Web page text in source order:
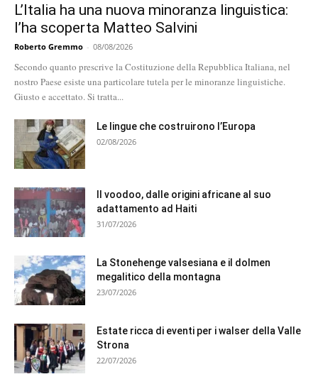
L’Italia ha una nuova minoranza linguistica:
l’ha scoperta Matteo Salvini
Roberto Gremmo - 08/08/2026
Secondo quanto prescrive la Costituzione della Repubblica Italiana, nel
nostro Paese esiste una particolare tutela per le minoranze linguistiche.
Giusto e accettato. Si tratta...
Le lingue che costruirono l’Europa
02/08/2026
Il voodoo, dalle origini africane al suo
adattamento ad Haiti
31/07/2026
La Stonehenge valsesiana e il dolmen
megalitico della montagna
23/07/2026
Estate ricca di eventi per i walser della Valle
Strona
22/07/2026